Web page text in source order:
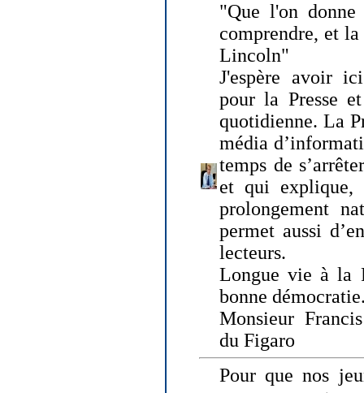
"Que l'on
comprendre, et
Lincoln"
J'espère avoir
pour la Presse
quotidienne. La
média
temps de
et qui explique,
prolongement
permet aussi
lecteurs.
Longue vie à la
bonne
Monsieur
du Figaro
Pour que nos